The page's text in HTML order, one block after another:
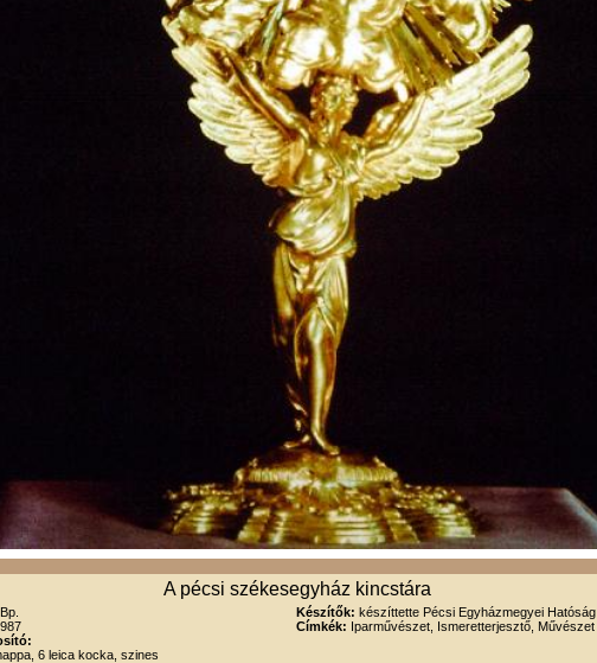
A pécsi székesegyház kincstára
6 leica kocka, szines
Készítők: készíttette Pécsi Egyházmegyei Hatóság
Címkék: Iparművészet, Ismeretterjesztő, Művészet